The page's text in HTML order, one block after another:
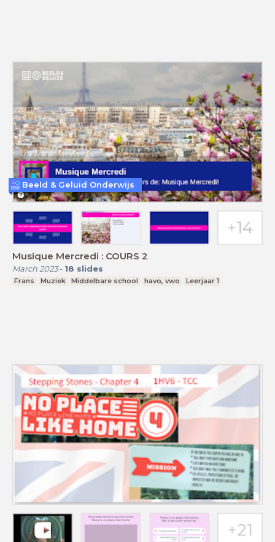
Musique Mercredi : COURS 2
March 2023- 18 slides
Frans Muziek Middelbare school havo, vwo Leerjaar 1
Beeld & Geluid Onderwijs